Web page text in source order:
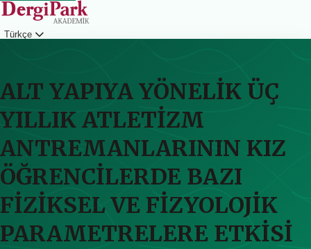
Türkçe
ALT YAPIYA YÖNELİK ÜÇ
YILLIK ATLETİZM
ANTREMANLARININ KIZ
ÖĞRENCİLERDE BAZI
FİZİKSEL VE FİZYOLOJİK
PARAMETRELERE ETKİSİ